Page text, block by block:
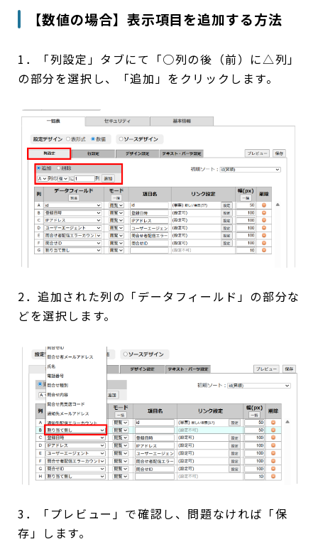
【数値の場合】表示項目を追加する方法
1．「列設定」タブにて「○列の後（前）に△列」
の部分を選択し、「追加」をクリックします。
2．追加された列の「データフィールド」の部分な
どを選択します。
3．「プレビュー」で確認し、問題なければ「保
存」します。